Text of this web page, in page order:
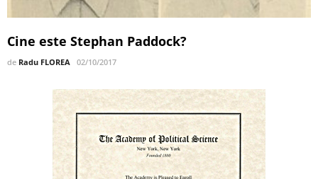
Cine este Stephan Paddock?
de Radu FLOREA 02/10/2017